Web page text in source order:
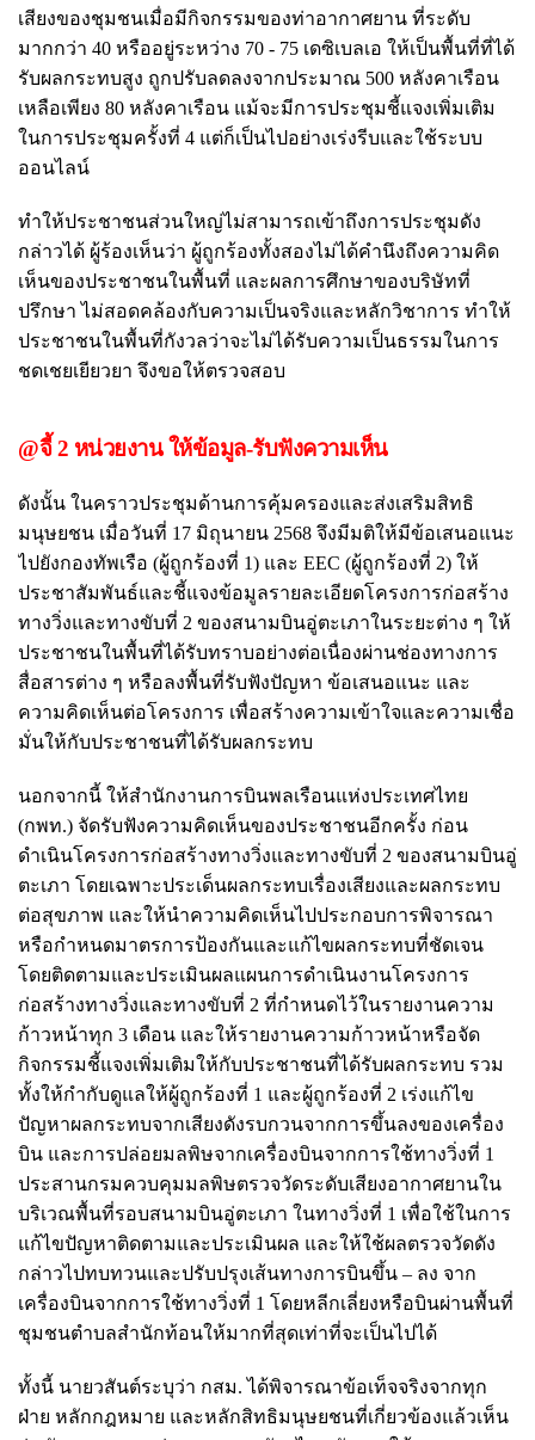
เสียงของชุมชนเมื่อมีกิจกรรมของท่าอากาศยาน ที่ระดับ
มากกว่า 40 หรืออยู่ระหว่าง 70 - 75 เดซิเบลเอ ให้เป็นพื้นที่ที่ได้
รับผลกระทบสูง ถูกปรับลดลงจากประมาณ 500 หลังคาเรือน
เหลือเพียง 80 หลังคาเรือน แม้จะมีการประชุมชี้แจงเพิ่มเติม
ในการประชุมครั้งที่ 4 แต่ก็เป็นไปอย่างเร่งรีบและใช้ระบบ
ออนไลน์
ทำให้ประชาชนส่วนใหญ่ไม่สามารถเข้าถึงการประชุมดัง
กล่าวได้ ผู้ร้องเห็นว่า ผู้ถูกร้องทั้งสองไม่ได้คำนึงถึงความคิด
เห็นของประชาชนในพื้นที่ และผลการศึกษาของบริษัทที่
ปรึกษา ไม่สอดคล้องกับความเป็นจริงและหลักวิชาการ ทำให้
ประชาชนในพื้นที่กังวลว่าจะไม่ได้รับความเป็นธรรมในการ
ชดเชยเยียวยา จึงขอให้ตรวจสอบ
@จี้ 2 หน่วยงาน ให้ข้อมูล-รับฟังความเห็น
ดังนั้น ในคราวประชุมด้านการคุ้มครองและส่งเสริมสิทธิ
มนุษยชน เมื่อวันที่ 17 มิถุนายน 2568 จึงมีมติให้มีข้อเสนอแนะ
ไปยังกองทัพเรือ (ผู้ถูกร้องที่ 1) และ EEC (ผู้ถูกร้องที่ 2) ให้
ประชาสัมพันธ์และชี้แจงข้อมูลรายละเอียดโครงการก่อสร้าง
ทางวิ่งและทางขับที่ 2 ของสนามบินอู่ตะเภาในระยะต่าง ๆ ให้
ประชาชนในพื้นที่ได้รับทราบอย่างต่อเนื่องผ่านช่องทางการ
สื่อสารต่าง ๆ หรือลงพื้นที่รับฟังปัญหา ข้อเสนอแนะ และ
ความคิดเห็นต่อโครงการ เพื่อสร้างความเข้าใจและความเชื่อ
มั่นให้กับประชาชนที่ได้รับผลกระทบ
นอกจากนี้ ให้สำนักงานการบินพลเรือนแห่งประเทศไทย
(กพท.) จัดรับฟังความคิดเห็นของประชาชนอีกครั้ง ก่อน
ดำเนินโครงการก่อสร้างทางวิ่งและทางขับที่ 2 ของสนามบินอู่
ตะเภา โดยเฉพาะประเด็นผลกระทบเรื่องเสียงและผลกระทบ
ต่อสุขภาพ และให้นำความคิดเห็นไปประกอบการพิจารณา
หรือกำหนดมาตรการป้องกันและแก้ไขผลกระทบที่ชัดเจน
โดยติดตามและประเมินผลแผนการดำเนินงานโครงการ
ก่อสร้างทางวิ่งและทางขับที่ 2 ที่กำหนดไว้ในรายงานความ
ก้าวหน้าทุก 3 เดือน และให้รายงานความก้าวหน้าหรือจัด
กิจกรรมชี้แจงเพิ่มเติมให้กับประชาชนที่ได้รับผลกระทบ รวม
ทั้งให้กำกับดูแลให้ผู้ถูกร้องที่ 1 และผู้ถูกร้องที่ 2 เร่งแก้ไข
ปัญหาผลกระทบจากเสียงดังรบกวนจากการขึ้นลงของเครื่อง
บิน และการปล่อยมลพิษจากเครื่องบินจากการใช้ทางวิ่งที่ 1
ประสานกรมควบคุมมลพิษตรวจวัดระดับเสียงอากาศยานใน
บริเวณพื้นที่รอบสนามบินอู่ตะเภา ในทางวิ่งที่ 1 เพื่อใช้ในการ
แก้ไขปัญหาติดตามและประเมินผล และให้ใช้ผลตรวจวัดดัง
กล่าวไปทบทวนและปรับปรุงเส้นทางการบินขึ้น – ลง จาก
เครื่องบินจากการใช้ทางวิ่งที่ 1 โดยหลีกเลี่ยงหรือบินผ่านพื้นที่
ชุมชนตำบลสำนักท้อนให้มากที่สุดเท่าที่จะเป็นไปได้
ทั้งนี้ นายวสันต์ระบุว่า กสม. ได้พิจารณาข้อเท็จจริงจากทุก
ฝ่าย หลักกฎหมาย และหลักสิทธิมนุษยชนที่เกี่ยวข้องแล้วเห็น